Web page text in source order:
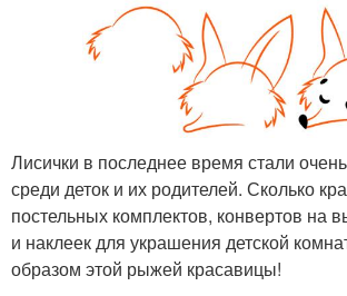
Лисички в последнее время стали
среди деток и их родителей. Сколько
постельных комплектов, конвертов на
и наклеек для украшения детской
образом этой рыжей красавицы!